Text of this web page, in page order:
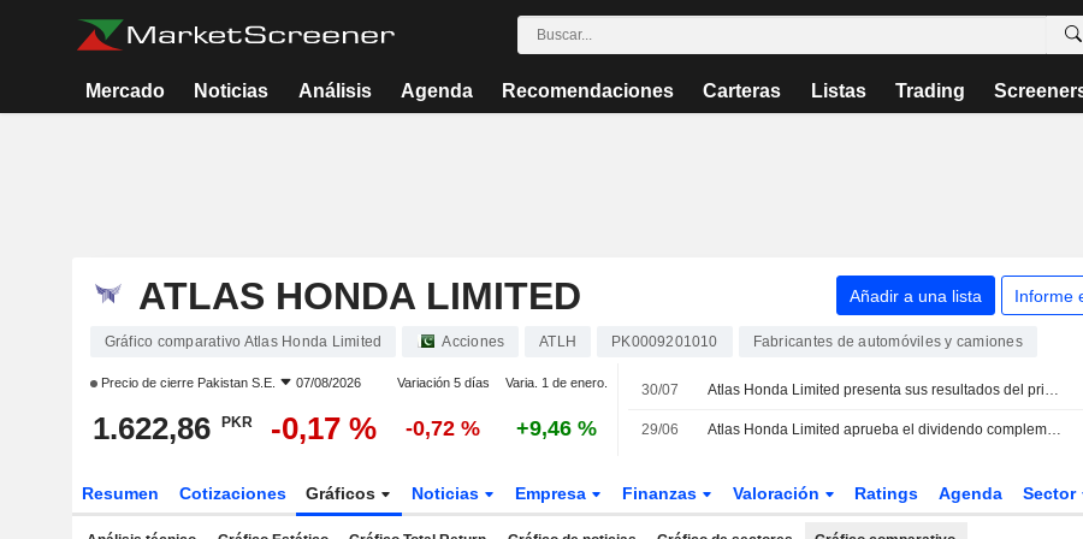
Mercado Noticias Análisis Agenda Recomendaciones Carteras Listas Trading
ATLAS HONDA LIMITED Añadir a una lista Informe
Gráfico comparativo Atlas Honda Limited Acciones ATLH PK0009201010 Fabricantes de automóviles y camiones
Precio de cierre Pakistan S.E. 07/08/2026 Variación 5 días Varia. 1 de enero.
1.622,86 PKR -0,17 % -0,72 % +9,46 %
30/07 Atlas Honda Limited presenta sus resultados del primer trimestre finalizado el 30 de junio de 2026
29/06 Atlas Honda Limited aprueba el dividendo complementario para el ejercicio cerrado el 31 de marzo de 2026
Resumen Cotizaciones Gráficos Noticias Empresa Finanzas Valoración Ratings Agenda Sector